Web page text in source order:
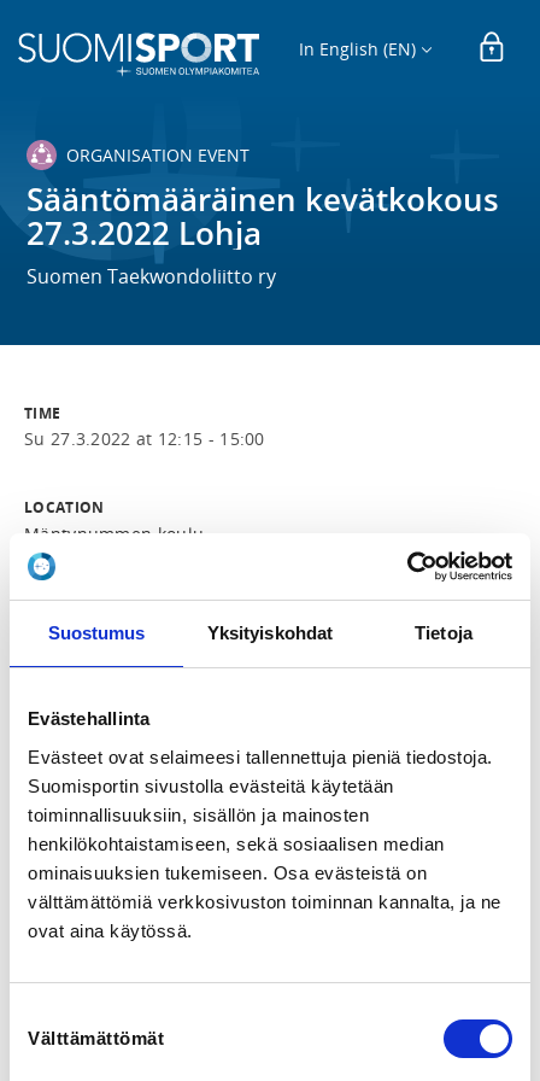
Suostumus Yksityiskohdat Tietoja
Evästehallinta
Evästeet ovat selaimeesi tallennettuja pieniä tiedostoja.
Suomisportin sivustolla evästeitä käytetään
toiminnallisuuksiin, sisällön ja mainosten
henkilökohtaistamiseen, sekä sosiaalisen median
ominaisuuksien tukemiseen. Osa evästeistä on
välttämättömiä verkkosivuston toiminnan kannalta, ja ne
ovat aina käytössä.
valinta
Välttämättömät
In English (EN)
ORGANISATION EVENT
Sääntömääräinen kevätkokous
27.3.2022 Lohja
Suomen Taekwondoliitto ry
TIME
Su 27.3.2022 at 12:15 - 15:00
LOCATION
Mäntynummen koulu
Mäntynummenkuja 15, 08500 Lohja, Suomi
View map
REGISTRATION PERIOD
Mo 28.2.2022 at 10:30 - Th 24.3.2022 at 23:59
ADDITIONAL INFORMATION
Tatu Iivanainen
tatu.iivanainen@taekwondo.fi
0400 519 531
ORGANIZERS